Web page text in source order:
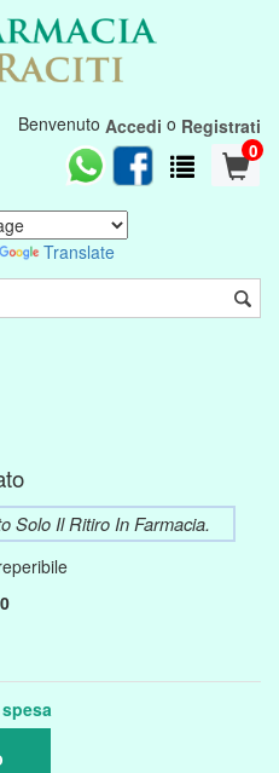
Benvenuto Accedi o Registrati
0
Translate
Solo Il Ritiro In Farmacia.